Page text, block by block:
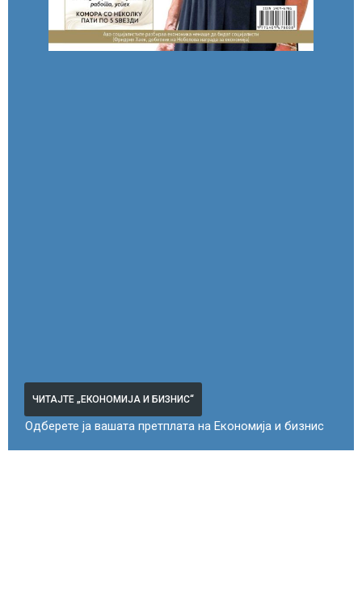
ЧИТАЈТЕ „ЕКОНОМИЈА И БИЗНИС“
Одберете ја вашата претплата на Економија и бизнис